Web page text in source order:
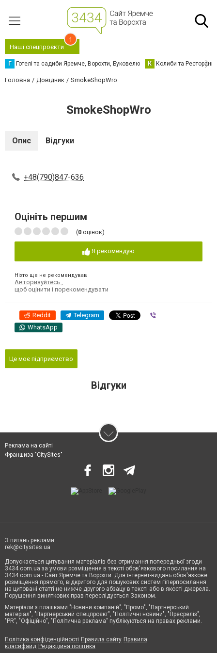
Наші спецпроєкти
1
Г Готелі та садиби Яремче, Ворохти, Буковелю К Колиби та Ресторани
Головна Довідник SmokeShopWro
SmokeShopWro
Опис Відгуки
+48(790)847-636
Оцініть першим
(0 оцінок)
Я рекомендую
Ніхто ще не рекомендував
Авторизуйтесь
щоб оцінити і порекомендувати
Reddit Telegram
WhatsApp
Це моє підприємство
Відгуки
Реклама на сайті
Франшиза "CitySites"
З питань реклами:
rek@citysites.ua
Допускається цитування матеріалів без отримання попередньої згоди
3434.com.ua за умови розміщення в тексті обов'язкового посилання на
3434.com.ua - Сайт Яремче та Ворохти. Для інтернет-видань обов'язкове
розміщення прямого, відкритого для пошукових систем гіперпосилання
на цитовані статті не нижче другого абзацу в тексті або в якості джерела.
Порушення виняткових прав переслідується Законом.
Матеріали з плашками "Новини компаній", "Промо", "Партнерський
матеріал", "Партнерський спецпроєкт", "Політичні новини", "Пресреліз",
"PR", "Офіційно", "Політична реклама" публікуються на правах реклами.
Політика конфіденційності Правила сайту Правила
класифайд Редакційна політика